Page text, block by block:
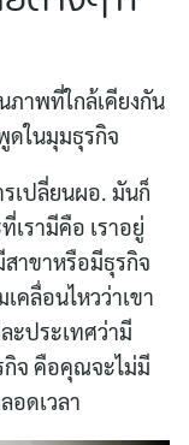
ภาพที่ใกล้เคียงกัน
ดในมุมธุรกิจ
เปลี่ยนผอ. มันก็
รามีคือ เราอยู่
าขาหรือมีธุรกิจ
คลื่อนไหวว่าเขา
ะประเทศว่ามี
กิจ คือคุณจะไม่มี
ดเวลา